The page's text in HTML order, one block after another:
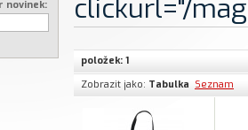
clickurl="/
položek: 1
Zobrazit jako: Tabulka Seznam
novinek: